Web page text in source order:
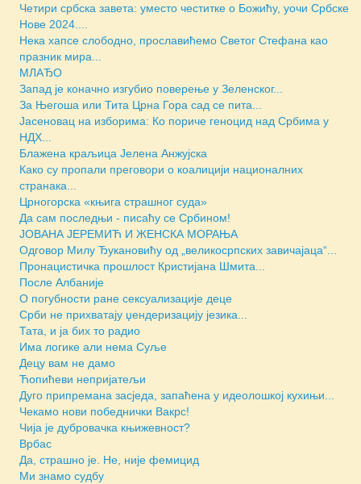
Четири србска завета: уместо честитке о Божићу, уочи Србске
Нове 2024....
Нека хапсе слободно, прославићемо Светог Стефана као
празник мира...
МЛАЂО
Запад је коначно изгубио поверење у Зеленског...
За Његоша или Тита Црна Гора сад се пита...
Јасеновац на изборима: Ко пориче геноцид над Србима у
НДХ...
Блажена краљица Јелена Анжујска
Како су пропали преговори о коалицији националних
странака...
Црногорска «књига страшног суда»
Да сам последњи - писаћу се Србином!
JОВАНА ЈЕРЕМИЋ И ЖЕНСКА МОРАЊА
Одговор Милу Ђукановићу од „великосрпских завичајаца“...
Пронацистичка прошлост Кристијана Шмита...
После Албаније
О погубности ране сексуализације деце
Срби не прихватају џендеризацију језика...
Тата, и ја бих то радио
Има логике али нема Суље
Децу вам не дамо
Ћопићеви непријатељи
Дуго припремана засједа, запаћена у идеолошкој кухињи...
Чекамо нови победнички Вакрс!
Чија је дубровачка књижевност?
Врбас
Да, страшно је. Не, није фемицид
Ми знамо судбу